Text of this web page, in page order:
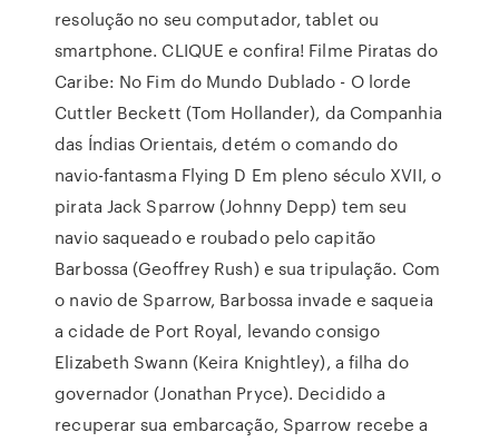
resolução no seu computador, tablet ou
smartphone. CLIQUE e confira! Filme Piratas do
Caribe: No Fim do Mundo Dublado - O lorde
Cuttler Beckett (Tom Hollander), da Companhia
das Índias Orientais, detém o comando do
navio-fantasma Flying D Em pleno século XVII, o
pirata Jack Sparrow (Johnny Depp) tem seu
navio saqueado e roubado pelo capitão
Barbossa (Geoffrey Rush) e sua tripulação. Com
o navio de Sparrow, Barbossa invade e saqueia
a cidade de Port Royal, levando consigo
Elizabeth Swann (Keira Knightley), a filha do
governador (Jonathan Pryce). Decidido a
recuperar sua embarcação, Sparrow recebe a